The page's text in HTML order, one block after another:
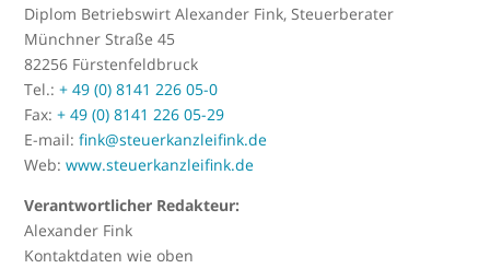
Diplom Betriebswirt Alexander Fink, Steuerberater
Münchner Straße 45
82256 Fürstenfeldbruck
Tel.:+ 49 (0) 8141 226 05-0
Fax:+ 49 (0) 8141 226 05-29
E-mail:fink@steuerkanzleifink.de
Web:www.steuerkanzleifink.de
Verantwortlicher Redakteur:
Alexander Fink
Kontaktdaten wie oben